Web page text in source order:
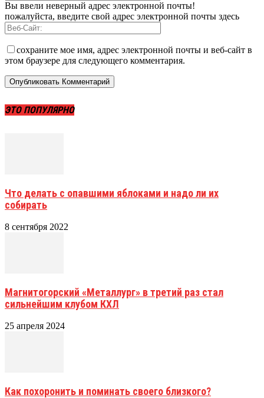
Вы ввели неверный адрес электронной почты!
пожалуйста, введите свой адрес электронной почты здесь
сохраните мое имя, адрес электронной почты и веб-сайт в
этом браузере для следующего комментария.
ЭТО ПОПУЛЯРНО
Что делать с опавшими яблоками и надо ли их
собирать
8 сентября 2022
Магнитогорский «Металлург» в третий раз стал
сильнейшим клубом КХЛ
25 апреля 2024
Как похоронить и поминать своего близкого?